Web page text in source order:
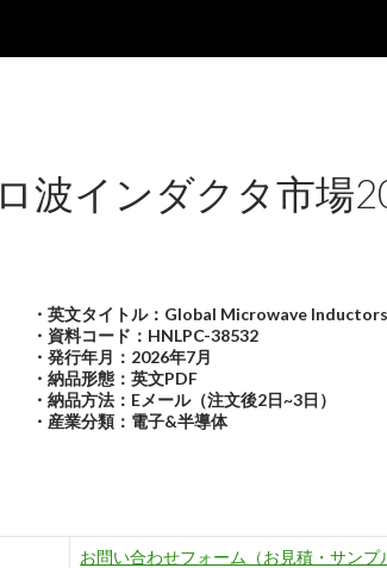
波インダクタ市場
・英文タイトル：Global Microwave
・資料コード：HNLPC-38532
・発行年月：2026年7月
・納品形態：英文PDF
・納品方法：Eメール（注文後2日~3日）
・産業分類：電子&半導体
お問い合わせフォーム（お見積・サンプ